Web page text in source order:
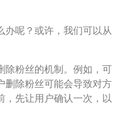
办呢？或许，我们可以从
除粉丝的机制。例如，可
删除粉丝可能会导致对方
，先让用户确认一次，以